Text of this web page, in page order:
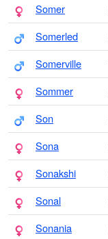
Somer
Somerled
Somerville
Sommer
Son
Sona
Sonakshi
Sonal
Sonania